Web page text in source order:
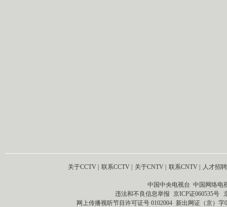
关于CCTV 联系CCTV 关于CNTV 联系CNTV 人才招聘
中国中央电视台 中国网络电
违法和不良信息举报 京ICP证060535号
网上传播视听节目许可证号 0102004 新出网证（京）